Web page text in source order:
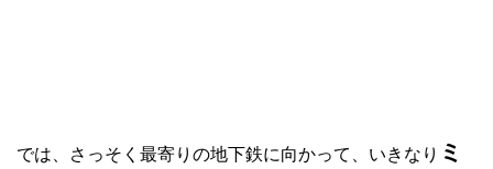
では、さっそく最寄りの地下鉄に向かって、いきなり ミ